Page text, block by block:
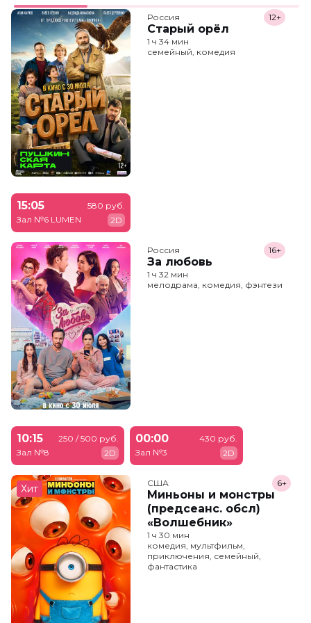
Россия
Старый орёл
12+
1 ч 34 мин
семейный, комедия
15:05
Зал №6 LUMEN
580 руб.
2D
Россия
За любовь
16+
1 ч 32 мин
мелодрама, комедия, фэнтези
10:15
Зал №8
250 / 500 руб.
2D
00:00
Зал №3
430 руб.
2D
Хит США
Миньоны и монстры
(предсеанс. обсл)
«Волшебник»
6+
1 ч 30 мин
комедия, мультфильм,
приключения, семейный,
фантастика